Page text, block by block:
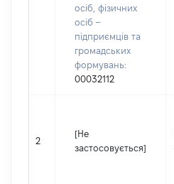
осіб, фізичних
осіб –
підприємців та
громадських
формувань:
00032112
2
[Не
застосовується]